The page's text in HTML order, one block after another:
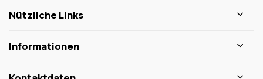
Nützliche Links
Informationen